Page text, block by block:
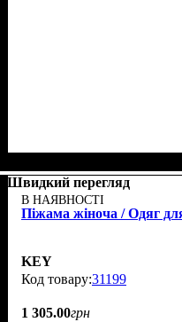
Швидкий перегляд
В НАЯВНОСТІ
Піжама жіноча / Одяг
KEY
31199
1 305.00грн